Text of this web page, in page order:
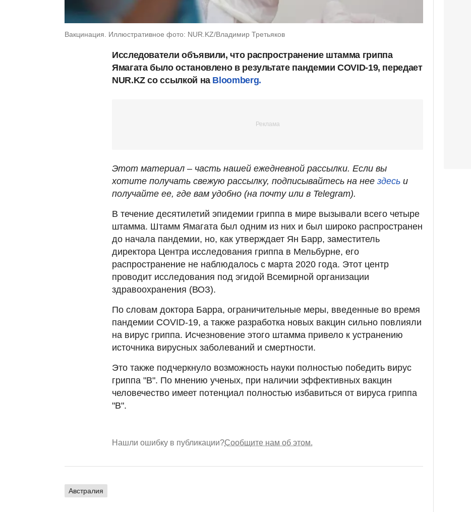
Вакцинация. Иллюстративное фото: NUR.KZ/Владимир Третьяков
Исследователи объявили, что распространение штамма гриппа
Ямагата было остановлено в результате пандемии COVID-19, передает
NUR.KZ со ссылкой на Bloomberg.
Этот материал – часть нашей ежедневной рассылки. Если вы
хотите получать свежую рассылку, подписывайтесь на нее здесь и
получайте ее, где вам удобно (на почту или в Telegram).
В течение десятилетий эпидемии гриппа в мире вызывали всего четыре
штамма. Штамм Ямагата был одним из них и был широко распространен
до начала пандемии, но, как утверждает Ян Барр, заместитель
директора Центра исследования гриппа в Мельбурне, его
распространение не наблюдалось с марта 2020 года. Этот центр
проводит исследования под эгидой Всемирной организации
здравоохранения (ВОЗ).
По словам доктора Барра, ограничительные меры, введенные во время
пандемии COVID-19, а также разработка новых вакцин сильно повлияли
на вирус гриппа. Исчезновение этого штамма привело к устранению
источника вирусных заболеваний и смертности.
Это также подчеркнуло возможность науки полностью победить вирус
гриппа "B". По мнению ученых, при наличии эффективных вакцин
человечество имеет потенциал полностью избавиться от вируса гриппа
"B".
Нашли ошибку в публикации?Сообщите нам об этом.
Австралия